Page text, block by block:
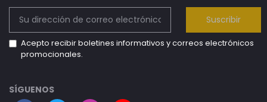
Suscribir
Acepto recibir boletines informativos y correos electrónicos
promocionales.
SÍGUENOS